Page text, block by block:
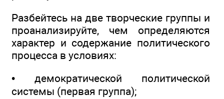
Разбейтесь на две творческие группы и
проанализируйте, чем определяются
характер и содержание политического
процесса в условиях:
• демократической политической
системы (первая группа);